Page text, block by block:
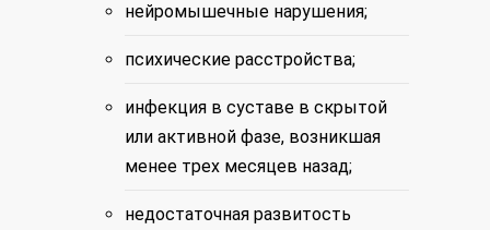
нейромышечные нарушения;
психические расстройства;
инфекция в суставе в скрытой
или активной фазе, возникшая
менее трех месяцев назад;
недостаточная развитость